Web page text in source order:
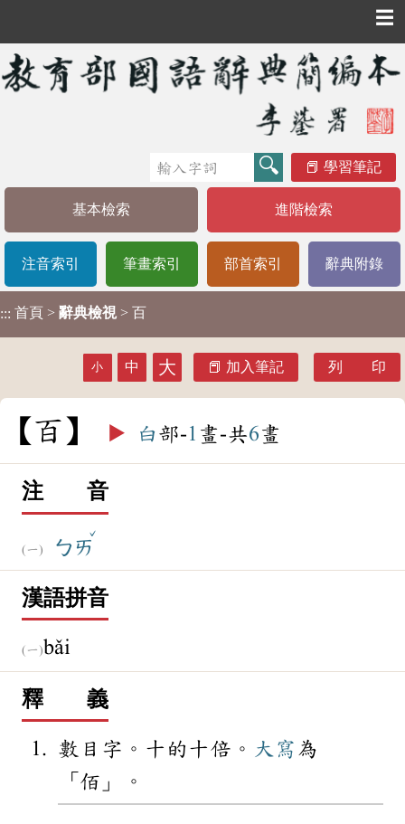
☰
學習筆記
基本檢索 進階檢索
注音索引 筆畫索引 部首索引 辭典附錄
::: 首頁 > 辭典檢視 > 百
小 中 大 加入筆記 列 印
百 ▶️ 白部-1 畫-共6畫
注 音
ㄅㄞ
ˇ
漢語拼音
bǎi
釋 義
數目字。十的十倍。 大寫 為
「佰」。